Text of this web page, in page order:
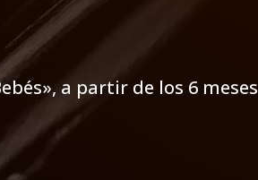
a partir de los 6 meses